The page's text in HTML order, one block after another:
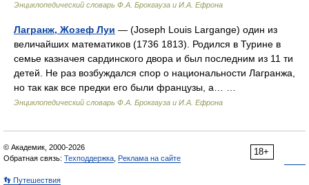
Энциклопедический словарь Ф.А. Брокгауза и И.А. Ефрона
Лагранж, Жозеф Луи — (Joseph Louis Largange) один из
величайших математиков (1736 1813). Родился в Турине в
семье казначея сардинского двора и был последним из 11 ти
детей. Не раз возбуждался спор о национальности Лагранжа,
но так как все предки его были французы, а… …
Энциклопедический словарь Ф.А. Брокгауза и И.А. Ефрона
18+
© Академик, 2000-2026
Обратная связь: Техподдержка Реклама на сайте
👣 Путешествия